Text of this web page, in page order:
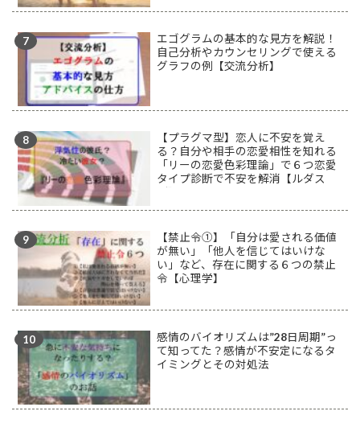
エゴグラムの基本的な見方を解説！
自己分析やカウンセリングで使える
グラフの例【交流分析】
【プラグマ型】恋人に不安を覚え
る？自分や相手の恋愛相性を知れる
「リーの恋愛色彩理論」で６つ恋愛
タイプ診断で不安を解消【ルダス
【禁止令①】「自分は愛される価値
が無い」「他人を信じてはいけな
い」など、存在に関する６つの禁止
令【心理学】
感情のバイオリズムは”28日周期”っ
て知ってた？感情が不安定になるタ
イミングとその対処法